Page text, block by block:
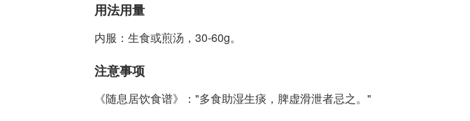
用法用量
内服：生食或煎汤，30-60g。
注意事项
《随息居饮食谱》："多食助湿生痰，脾虚滑泄者忌之。"